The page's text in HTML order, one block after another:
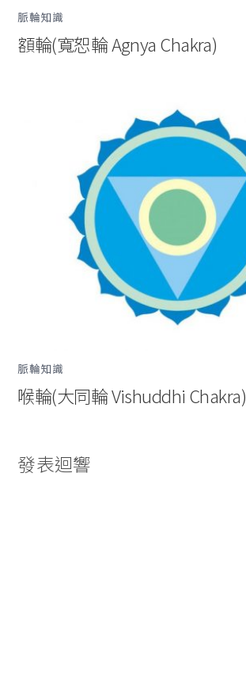
脈輪知識
額輪(寬恕輪 Agnya Chakra)
脈輪知識
喉輪(大同輪 Vishuddhi Chakra)
發表迴響